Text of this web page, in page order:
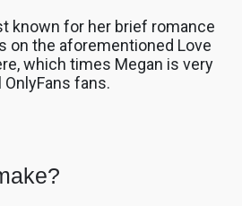
known for her brief romance
on the aforementioned Love
which times Megan is very
fans.